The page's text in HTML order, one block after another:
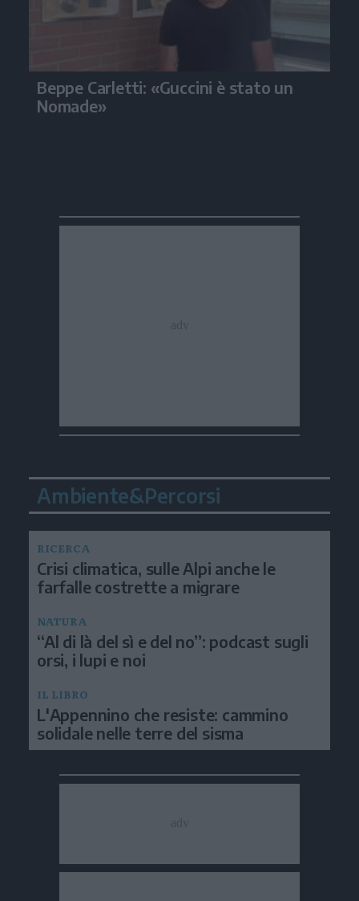
Beppe Carletti: «Guccini è stato un
Nomade»
Ambiente&Percorsi
RICERCA
Crisi climatica, sulle Alpi anche le
farfalle costrette a migrare
NATURA
“Al di là del sì e del no”: podcast sugli
orsi, i lupi e noi
IL LIBRO
L'Appennino che resiste: cammino
solidale nelle terre del sisma